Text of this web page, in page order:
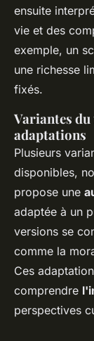
ensuite
vie et des
exemple, un
une richesse
fixés.
Variantes du
adaptations
Plusieurs
disponibles,
propose une
adaptée à un
versions se
comme la
Ces
comprendre
perspectives